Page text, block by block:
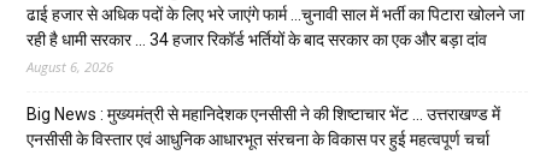
ढाई हजार से अधिक पदों के लिए भरे जाएंगे फार्म …चुनावी साल में भर्ती का पिटारा खोलने जा
रही है धामी सरकार … 34 हजार रिकॉर्ड भर्तियों के बाद सरकार का एक और बड़ा दांव
August 6, 2026
Big News : मुख्यमंत्री से महानिदेशक एनसीसी ने की शिष्टाचार भेंट … उत्तराखण्ड में
एनसीसी के विस्तार एवं आधुनिक आधारभूत संरचना के विकास पर हुई महत्वपूर्ण चर्चा